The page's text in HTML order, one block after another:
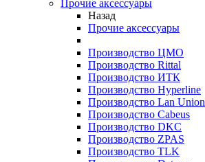
Прочие аксеcсуары
Назад
Прочие аксеcсуары
Производство ЦМО
Производство Rittal
Производство ИТК
Производство Hyperline
Производство Lan Union
Производство Cabeus
Производство DKC
Производство ZPAS
Производство TLK